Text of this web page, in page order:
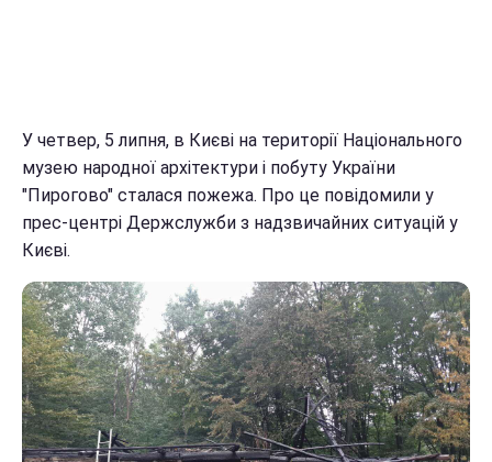
У четвер, 5 липня, в Києві на території Національного
музею народної архітектури і побуту України
"Пирогово" сталася пожежа. Про це повідомили у
прес-центрі Держслужби з надзвичайних ситуацій у
Києві.